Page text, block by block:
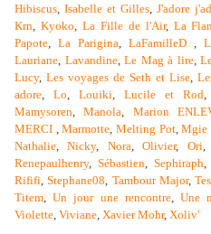
Hibiscus, Isabelle et Gilles, J'adore
Krn, Kyoko, La Fille de l'Air, La
Papote, La Parigina, LaFamilleD ,
Lauriane, Lavandine, Le Mag à lire,
Lucy, Les voyages de Seth et Lise,
adore, Lo, Louiki, Lucile et Rod,
Mamysoren,Manola, Marion
MERCI ,Marmotte, Melting Pot,Mgie
Nathalie,Nicky, Nora,Olivier, Ori
Renepaulhenry, Sébastien, Sephiraph,
Rififi,Stephane08, Tambour Major,
Titem,Un jour une rencontre, Une
Violette, Viviane, Xavier Mohr, Xoliv'